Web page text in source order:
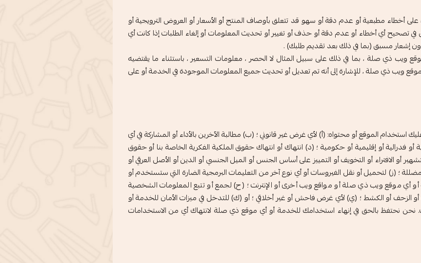
أخطاء مطبعية أو عدم دقة أو سهو قد تتعلق بأوصاف المنتج أو الأسعار أو العروض الترويجية أو
تصحيح أي أخطاء أو عدم دقة أو حذف أو تغيير أو تحديث المعلومات أو إلغاء الطلبات إذا كانت أي
إشعار مسبق (بما في ذلك بعد تقديم طلبك) .
ويب ذي صلة ، بما في ذلك على سبيل المثال لا الحصر ، معلومات التسعير ، باستثناء ما يقتضيه
ويب ذي صلة ، للإشارة إلى أنه تم تعديل أو تحديث جميع المعلومات الموجودة في الخدمة أو على
الموقع أو محتواه: (أ) لأي غرض غير قانوني ؛ (ب) مطالبة الآخرين بالأداء أو المشاركة في أي
أو فدرالية أو إقليمية أو حكومية ؛ (د) انتهاك أو انتهاك حقوق الملكية الفكرية الخاصة بنا أو حقوق
أو الافتراء أو التخويف أو التمييز على أساس الجنس أو الميل الجنسي أو الدين أو الأصل العرقي أو
؛ (ز) لتحميل أو نقل الفيروسات أو أي نوع آخر من التعليمات البرمجية الضارة التي ستستخدم أو
أي موقع ويب ذي صلة أو مواقع ويب أخرى أو الإنترنت ؛ (ح) لجمع أو تتبع المعلومات الشخصية
العنكبوت أو الزحف أو الكشط ؛ (ي) لأي غرض فاحش أو غير أخلاقي ؛ أو (ك) للتدخل في ميزات الأمان للخدمة أو
نحن نحتفظ بالحق في إنهاء استخدامك للخدمة أو أي موقع ذي صلة لانتهاك أي من الاستخدامات